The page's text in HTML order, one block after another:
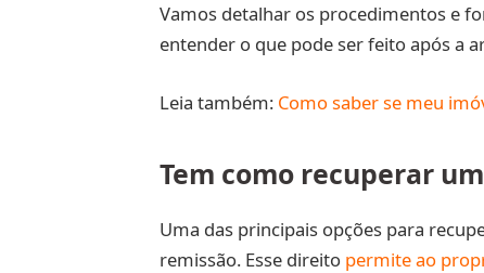
Vamos detalhar os procedimentos e
entender o que pode ser feito após a
Leia também: Como saber se meu
Tem como recuperar
Uma das principais opções para
remissão. Esse direito permite ao